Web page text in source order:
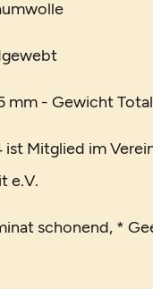
mm - Gewicht
Mitglied im
e.V.
schonend, *